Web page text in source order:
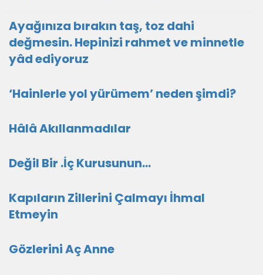
Ayağınıza bırakın taş, toz dahi
değmesin. Hepinizi rahmet ve minnetle
yâd ediyoruz
‘Hainlerle yol yürümem’ neden şimdi?
Hâlâ Akıllanmadılar
Değil Bir .İç Kurusunun…
Kapıların Zillerini Çalmayı İhmal
Etmeyin
Gözlerini Aç Anne